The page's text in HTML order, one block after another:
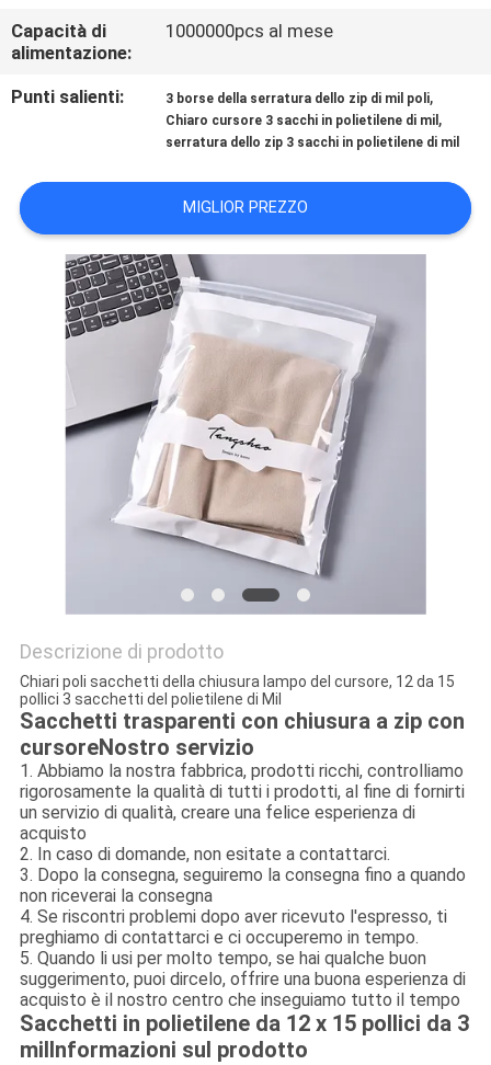
DEL
SITO
POLICY
Capacità di
alimentazione:
1000000pcs al mese
Punti salienti: 3 borse della serratura dello zip di mil poli,
Chiaro cursore 3 sacchi in polietilene di mil ,
serratura dello zip 3 sacchi in polietilene di mil
MIGLIOR PREZZO
Descrizione di prodotto
Chiari poli sacchetti della chiusura lampo del cursore, 12 da 15
pollici 3 sacchetti del polietilene di Mil
Sacchetti trasparenti con chiusura a zip con
cursoreNostro servizio
1. Abbiamo la nostra fabbrica, prodotti ricchi, controlliamo
rigorosamente la qualità di tutti i prodotti, al fine di fornirti
un servizio di qualità, creare una felice esperienza di
acquisto
2. In caso di domande, non esitate a contattarci.
3. Dopo la consegna, seguiremo la consegna fino a quando
non riceverai la consegna
4. Se riscontri problemi dopo aver ricevuto l'espresso, ti
preghiamo di contattarci e ci occuperemo in tempo.
5. Quando li usi per molto tempo, se hai qualche buon
suggerimento, puoi dircelo, offrire una buona esperienza di
acquisto è il nostro centro che inseguiamo tutto il tempo
Sacchetti in polietilene da 12 x 15 pollici da 3
mil Informazioni sul prodotto